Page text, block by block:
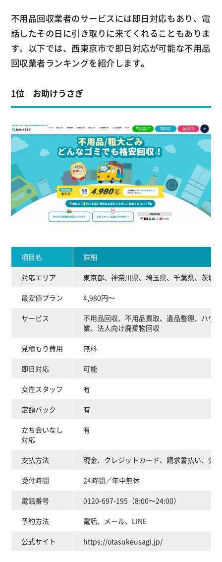
不用品回収業者のサービスには即日対応もあり、電
話したその日に引き取りに来てくれることもありま
す。以下では、西東京市で即日対応が可能な不用品
回収業者ランキングを紹介します。
1位 お助けうさぎ
項目名 詳細
対応エリア 東京都、神奈川県、埼玉県、千葉県、茨城
最安値プラン 4,980円～
サービス
不用品回収、不用品買取、遺品整理、ハウ
業、法人向け廃棄物回収
見積もり費用 無料
即日対応 可能
女性スタッフ 有
定額パック 有
立ち会いなし
対応
有
支払方法 現金、クレジットカード、請求書払い、分
受付時間 24時間／年中無休
電話番号 0120-697-195（8:00～24:00）
予約方法 電話、メール、LINE
公式サイト https://otasukeusagi.jp/